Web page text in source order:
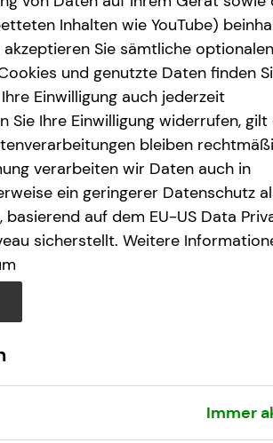
Inhalten wie YouTube)
Sie sämtliche optionalen
und genutzte Daten finden
Einwilligung auch jederzeit
Ihre Einwilligung widerrufen, gilt
bleiben
verarbeiten wir Daten auch in
ein geringerer Datenschutz
auf dem EU-US Data
sicherstellt. Weitere
Immer